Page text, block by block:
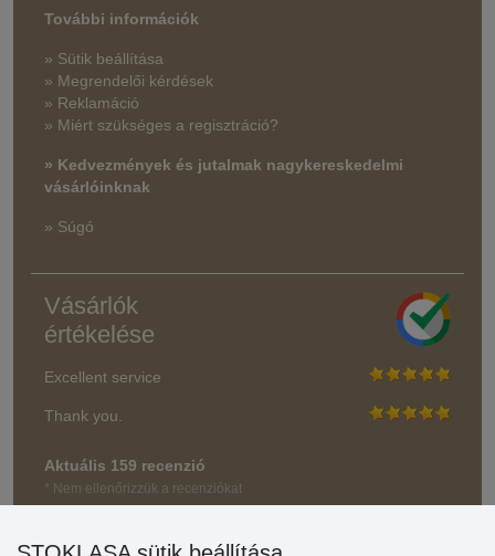
További információk
» Sütik beállítása
» Megrendelői kérdések
» Reklamáció
» Miért szükséges a regisztráció?
» Kedvezmények és jutalmak nagykereskedelmi
vásárlóinknak
» Súgó
Vásárlók
értékelése
Excellent service
Thank you.
Aktuális 159 recenzió
* Nem ellenőrizzük a recenziókat